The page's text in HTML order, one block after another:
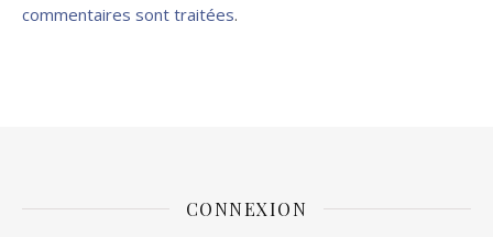
commentaires sont traitées.
CONNEXION